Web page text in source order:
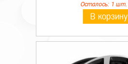
Осталось: 1 шт.
В корзину